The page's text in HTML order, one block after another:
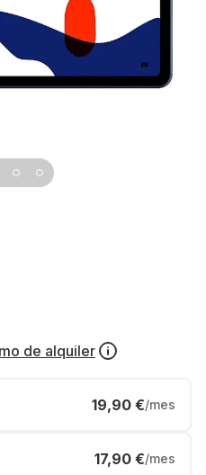
de alquiler
19,90 €/mes
17,90 €/mes